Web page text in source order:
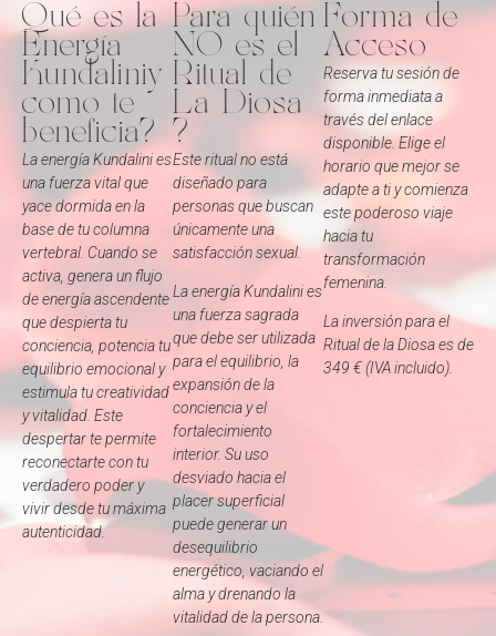
Qué es la
Energía
Kundaliniy
como te
beneficia?
La energía Kundalini es
una fuerza vital que
yace dormida en la
base de tu columna
vertebral. Cuando se
activa, genera un flujo
de energía ascendente
que despierta tu
conciencia, potencia tu
equilibrio emocional y
estimula tu creatividad
y vitalidad. Este
despertar te permite
reconectarte con tu
verdadero poder y
vivir desde tu máxima
autenticidad.
Para quién
NO es el
Ritual de
La Diosa
?
Este ritual no está
diseñado para
personas que buscan
únicamente una
satisfacción sexual.
La energía Kundalini es
una fuerza sagrada
que debe ser utilizada
para el equilibrio, la
expansión de la
conciencia y el
fortalecimiento
interior. Su uso
desviado hacia el
placer superficial
puede generar un
desequilibrio
energético, vaciando el
alma y drenando la
vitalidad de la persona.
Forma de
Acceso
Reserva tu sesión de
forma inmediata a
través del enlace
disponible. Elige el
horario que mejor se
adapte a ti y comienza
este poderoso viaje
hacia tu
transformación
femenina.
La inversión para el
Ritual de la Diosa es de
349 € (IVA incluido).